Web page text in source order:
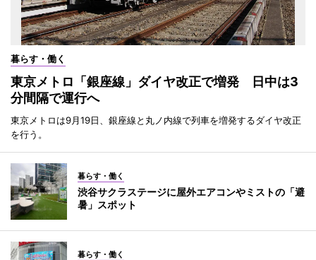
暮らす・働く
東京メトロ「銀座線」ダイヤ改正で増発 日中は3
分間隔で運行へ
東京メトロは9月19日、銀座線と丸ノ内線で列車を増発するダイヤ改正
を行う。
暮らす・働く
渋谷サクラステージに屋外エアコンやミストの「避
暑」スポット
暮らす・働く